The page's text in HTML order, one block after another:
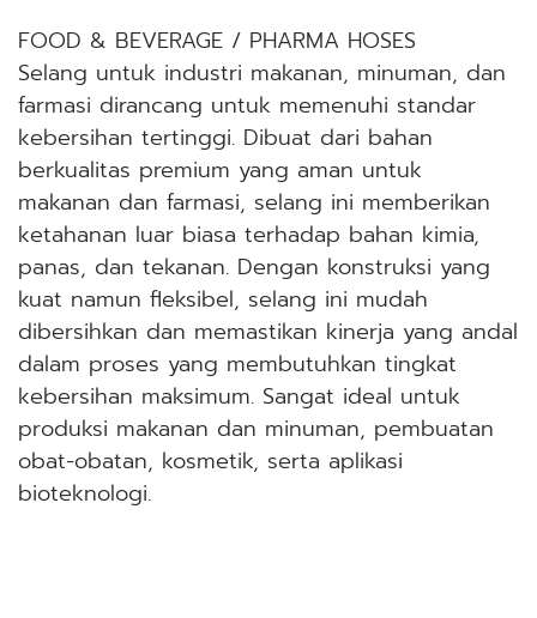
FOOD & BEVERAGE / PHARMA HOSES
Selang untuk industri makanan, minuman, dan
farmasi dirancang untuk memenuhi standar
kebersihan tertinggi. Dibuat dari bahan
berkualitas premium yang aman untuk
makanan dan farmasi, selang ini memberikan
ketahanan luar biasa terhadap bahan kimia,
panas, dan tekanan. Dengan konstruksi yang
kuat namun fleksibel, selang ini mudah
dibersihkan dan memastikan kinerja yang andal
dalam proses yang membutuhkan tingkat
kebersihan maksimum. Sangat ideal untuk
produksi makanan dan minuman, pembuatan
obat-obatan, kosmetik, serta aplikasi
bioteknologi.